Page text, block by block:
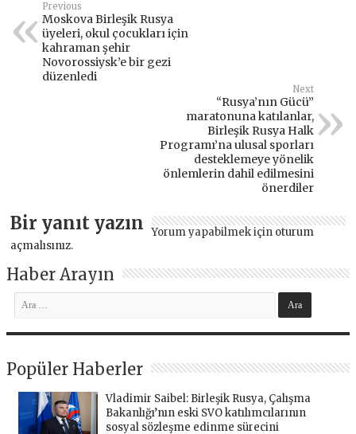
Previous
Moskova Birleşik Rusya
üyeleri, okul çocukları için
kahraman şehir
Novorossiysk’e bir gezi
düzenledi
Next
“Rusya’nın Gücü”
maratonuna katılanlar,
Birleşik Rusya Halk
Programı’na ulusal sporları
desteklemeye yönelik
önlemlerin dahil edilmesini
önerdiler
Bir yanıt yazın Yorum yapabilmek için oturum
açmalısınız.
Haber Arayın
Popüler Haberler
Vladimir Saibel: Birleşik Rusya, Çalışma
Bakanlığı’nın eski SVO katılımcılarının
sosyal sözleşme edinme sürecini